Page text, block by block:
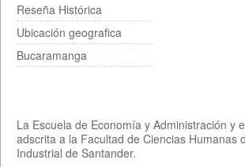
Reseña Histórica
Ubicación geografica
Bucaramanga